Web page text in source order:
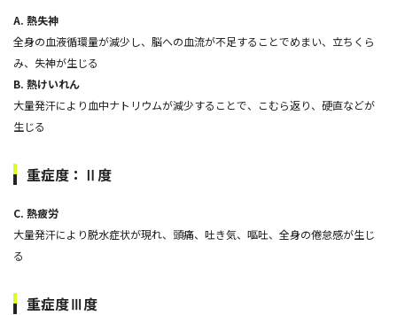
A. 熱失神
全身の血液循環量が減少し、脳への血流が不足することでめまい、立ちくら
み、失神が生じる
B. 熱けいれん
大量発汗により血中ナトリウムが減少することで、こむら返り、硬直などが
生じる
重症度：Ⅱ度
C. 熱疲労
大量発汗により脱水症状が現れ、頭痛、吐き気、嘔吐、全身の倦怠感が生じ
る
重症度Ⅲ度